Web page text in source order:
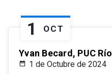
1 OCT
Yvan Becard, PUC Río
1 de Octubre de 2024